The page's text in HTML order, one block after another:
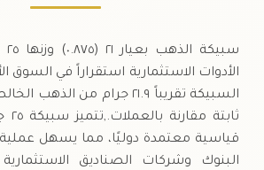
الأدوات الاستثمارية استقراراً في السوق
السبيكة تقريباً ٢١.٩ جرام من
قياسية معتمدة دوليًا، مما يسهل عملية
البنوك وشركات الصناديق